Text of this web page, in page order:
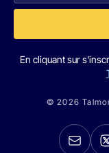
En cliquant sur
© 2026